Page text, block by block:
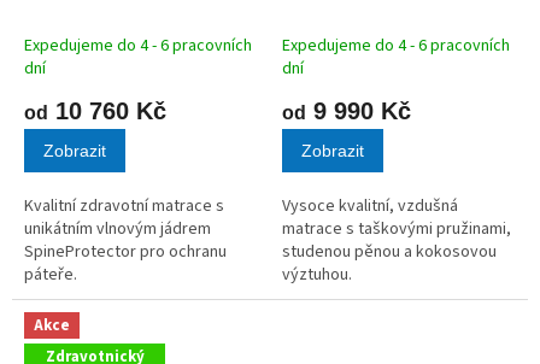
Expedujeme do 4 - 6 pracovních
dní
od 10 760 Kč
Zobrazit
Kvalitní zdravotní matrace s
unikátním vlnovým jádrem
SpineProtector pro ochranu
páteře.
Expedujeme do 4 - 6 pracovních
dní
od 9 990 Kč
Zobrazit
Vysoce kvalitní, vzdušná
matrace s taškovými pružinami,
studenou pěnou a kokosovou
výztuhou.
Akce
Zdravotnický